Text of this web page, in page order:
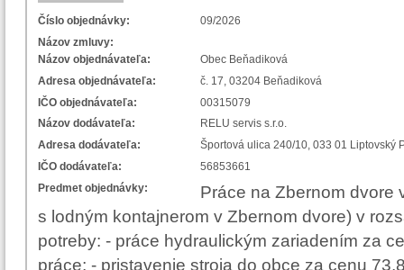
Číslo objednávky:
09/2026
Názov zmluvy:
Názov objednávateľa:
Obec Beňadiková
Adresa objednávateľa:
č. 17, 03204 Beňadiková
IČO objednávateľa:
00315079
Názov dodávateľa:
RELU servis s.r.o.
Adresa dodávateľa:
Športová ulica 240/10, 033 01
IČO dodávateľa:
56853661
Predmet objednávky:
Práce na Zbernom dvore
s lodným kontajnerom v Zbernom dvore) v
potreby: - práce hydraulickým zariadením za
práce; - pristavenie stroja do obce za cenu